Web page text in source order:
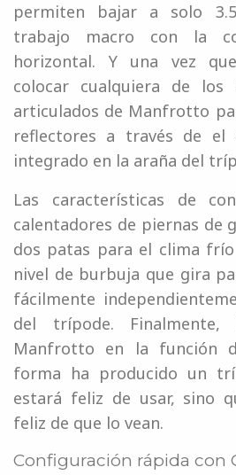
permiten bajar a solo
trabajo macro con la
horizontal. Y una vez
colocar cualquiera de los
articulados de Manfrotto
reflectores a través de el
integrado en la araña del
Las características de
calentadores de piernas de
dos patas para el clima
nivel de burbuja que gira
fácilmente
del trípode.
Manfrotto en la función
forma ha producido un
estará feliz de usar, sino
feliz de que lo vean.
Configuración rápida con